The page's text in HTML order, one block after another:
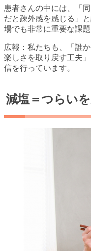
患者さんの中には、「
だと疎外感を感じる」
場でも非常に重要な課題
広報：私たちも、「誰
楽しさを取り戻す工夫
信を行っています。
減塩＝つらい